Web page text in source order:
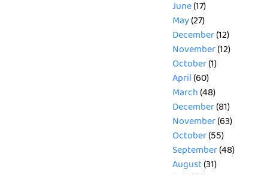
June(17)
May(27)
December(12)
November(12)
October(1)
April(60)
March(48)
December(81)
November(63)
October(55)
September(48)
August(31)